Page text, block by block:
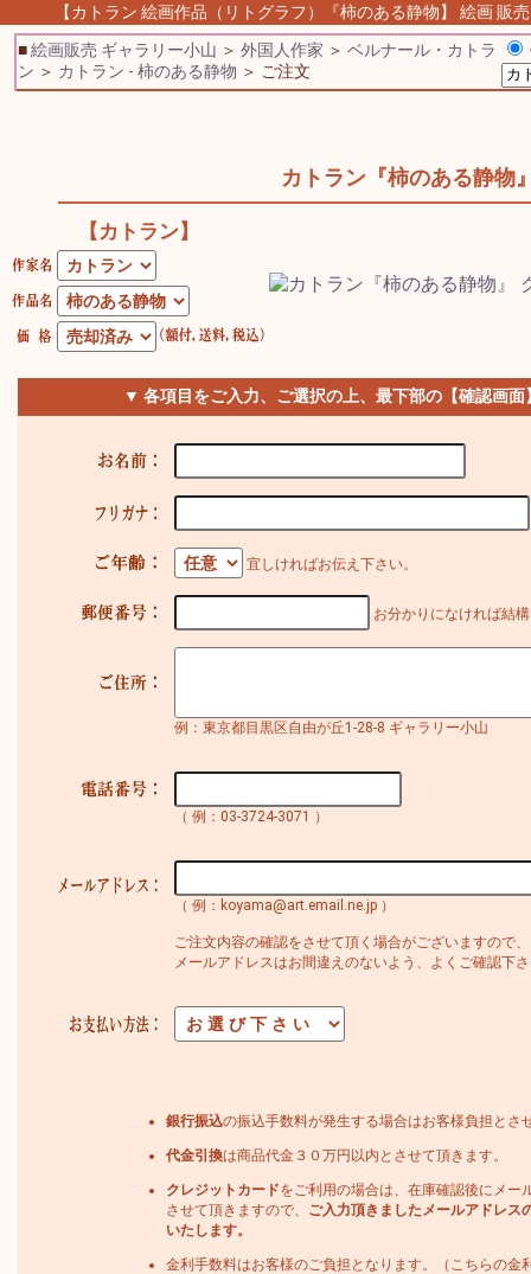
【カトラン 絵画作品（リトグラフ）『柿のある静物】 絵画 販
■絵画販売 ギャラリー小山 ＞ 外国人作家 ＞ ベルナール・カトラ
ン ＞ カトラン - 柿のある静物 ＞ ご注文
カトラン『柿のある静物
【カトラン】
▼ 各項目をご入力、ご選択の上、最下部の【確認画
宜しければお伝え下さい。
お分かりになければ結
例：東京都目黒区自由が丘1-28-8 ギャラリー小山
（ 例：03-3724-3071 ）
（ 例：koyama@art.email.ne.jp ）
ご注文内容の確認をさせて頂く場合がございますので、
メールアドレスはお間違えのないよう、よくご確認下
銀行振込の振込手数料が発生する場合はお客様負担とさ
代金引換は商品代金３０万円以内とさせて頂きます。
クレジットカードをご利用の場合は、在庫確認後にメー
させて頂きますので、
ご入力頂きましたメールアドレス
いたします。
金利手数料はお客様のご負担となります。（こちらの金